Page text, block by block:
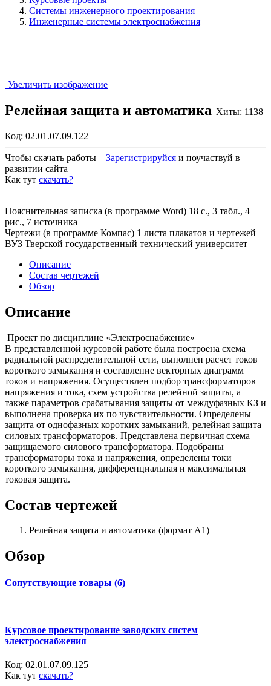
Системы инженерного проектирования
Инженерные системы электроснабжения
Увеличить изображение
Хиты: 1138
Релейная защита и автоматика
Код: 02.01.07.09.122
Чтобы скачать работы – Зарегистрируйся и поучаствуй в
развитии сайта
Как тут скачать?
Пояснительная записка (в программе Word) 18 с., 3 табл., 4
рис., 7 источника
Чертежи (в программе Компас) 1 листа плакатов и чертежей
ВУЗ Тверской государственный технический университет
Описание
Состав чертежей
Обзор
Описание
Проект по дисциплине «Электроснабжение»
В представленной курсовой работе была построена схема
радиальной распределительной сети, выполнен расчет токов
короткого замыкания и составление векторных диаграмм
токов и напряжения. Осуществлен подбор трансформаторов
напряжения и тока, схем устройства релейной защиты, а
также параметров срабатывания защиты от междуфазных КЗ и
выполнена проверка их по чувствительности. Определены
защита от однофазных коротких замыканий, релейная защита
силовых трансформаторов. Представлена первичная схема
защищаемого силового трансформатора. Подобраны
трансформаторы тока и напряжения, определены токи
короткого замыкания, дифференциальная и максимальная
токовая защита.
Состав чертежей
Релейная защита и автоматика (формат А1)
Обзор
Сопутствующие товары (6)
Курсовое проектирование заводских систем
электроснабжения
Код: 02.01.07.09.125
Как тут скачать?